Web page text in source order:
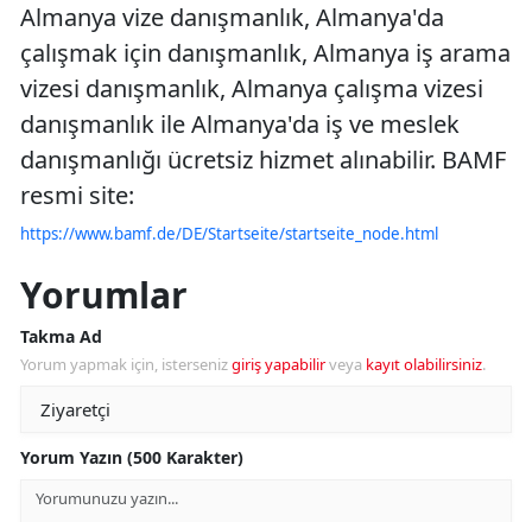
Almanya vize danışmanlık, Almanya'da
çalışmak için danışmanlık, Almanya iş arama
vizesi danışmanlık, Almanya çalışma vizesi
danışmanlık ile Almanya'da iş ve meslek
danışmanlığı ücretsiz hizmet alınabilir. BAMF
resmi site:
https://www.bamf.de/DE/Startseite/startseite_node.html
Yorumlar
Takma Ad
Yorum yapmak için, istersenizgiriş yapabilirveya kayıt olabilirsiniz.
Yorum Yazın (500 Karakter)